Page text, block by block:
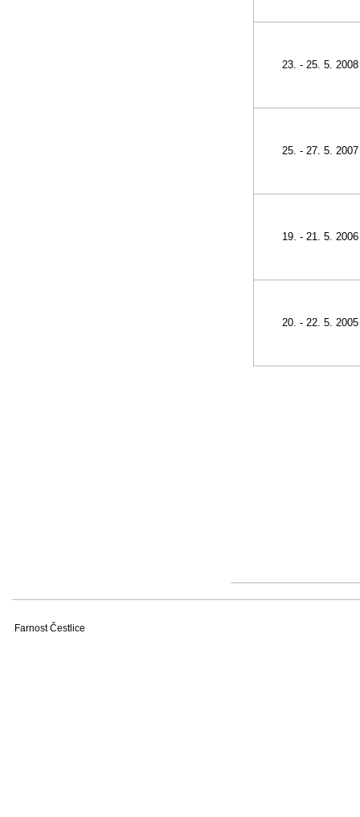
23. - 25. 5. 2008
25. - 27. 5. 2007
19. - 21. 5. 2006
20. - 22. 5. 2005
Farnost Čestlice